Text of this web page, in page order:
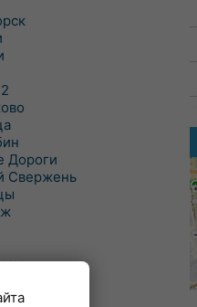
Дороги
Свержень